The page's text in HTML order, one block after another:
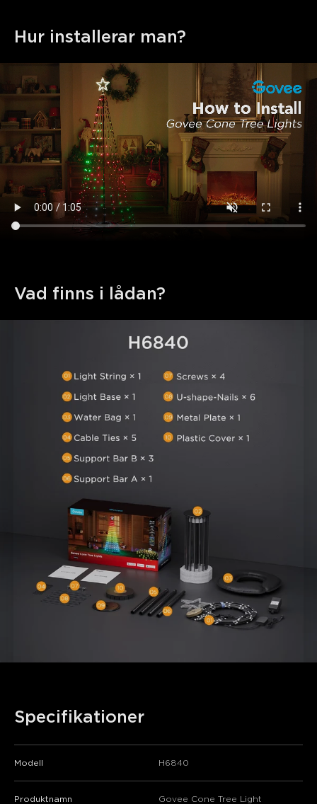
Hur installerar man?
Vad finns i lådan?
Specifikationer
Modell H6840
Produktnamn Govee Cone Tree Light